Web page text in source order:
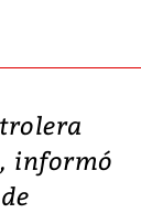
informó
Terremoto
y graves